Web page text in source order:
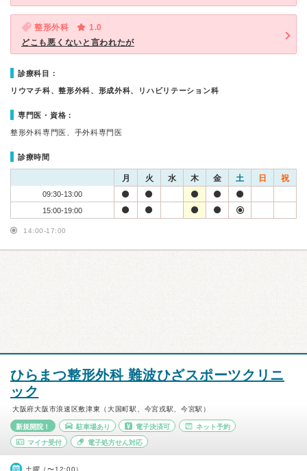
整形外科
1.0
どこも悪くないと言われたが
診療科目：
リウマチ科、整形外科、形成外科、リハビリテーション科
専門医・資格：
整形外科専門医、手外科専門医
診療時間
月 火 水 木 金 土 日 祝
09:30-13:00
15:00-19:00
14:00-17:00
ひらまつ整形外科 難波ひざスポーツクリニ
ック
大阪府大阪市浪速区敷津東（大国町駅、今宮戎駅、今宮駅）
新規開院！ 駐車場あり 電子決済可 ネット予約
マイナ受付 電子処方せん対応
土曜（〜12:00）